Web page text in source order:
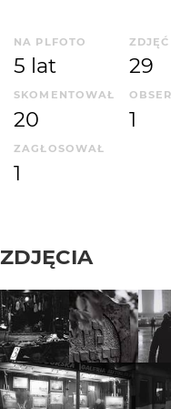
NA PLFOTO
5 lat
ZDJĘĆ
29
SKOMENTOWAŁ
20 1
ZAGŁOSOWAŁ
1
ZDJĘCIA